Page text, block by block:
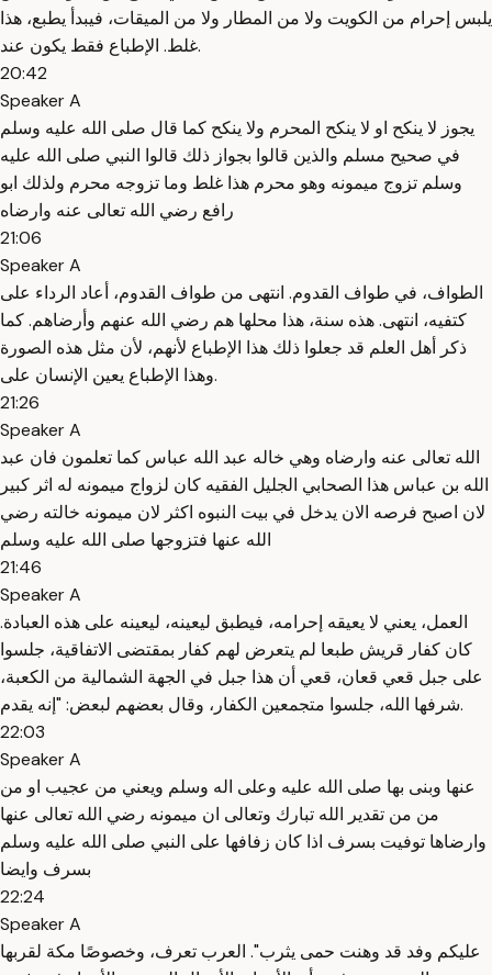
يلبس إحرام من الكويت ولا من المطار ولا من الميقات، فيبدأ يطبع، هذا
غلط. الإطباع فقط يكون عند.
20:42
Speaker A
يجوز لا ينكح او لا ينكح المحرم ولا ينكح كما قال صلى الله عليه وسلم
في صحيح مسلم والذين قالوا بجواز ذلك قالوا النبي صلى الله عليه
وسلم تزوج ميمونه وهو محرم هذا غلط وما تزوجه محرم ولذلك ابو
رافع رضي الله تعالى عنه وارضاه
21:06
Speaker A
الطواف، في طواف القدوم. انتهى من طواف القدوم، أعاد الرداء على
كتفيه، انتهى. هذه سنة، هذا محلها هم رضي الله عنهم وأرضاهم. كما
ذكر أهل العلم قد جعلوا ذلك هذا الإطباع لأنهم، لأن مثل هذه الصورة
وهذا الإطباع يعين الإنسان على.
21:26
Speaker A
الله تعالى عنه وارضاه وهي خاله عبد الله عباس كما تعلمون فان عبد
الله بن عباس هذا الصحابي الجليل الفقيه كان لزواج ميمونه له اثر كبير
لان اصبح فرصه الان يدخل في بيت النبوه اكثر لان ميمونه خالته رضي
الله عنها فتزوجها صلى الله عليه وسلم
21:46
Speaker A
العمل، يعني لا يعيقه إحرامه، فيطبق ليعينه، ليعينه على هذه العبادة.
كان كفار قريش طبعا لم يتعرض لهم كفار بمقتضى الاتفاقية، جلسوا
على جبل قعي قعان، قعي أن هذا جبل في الجهة الشمالية من الكعبة،
شرفها الله، جلسوا متجمعين الكفار، وقال بعضهم لبعض: "إنه يقدم.
22:03
Speaker A
عنها وبنى بها صلى الله عليه وعلى اله وسلم ويعني من عجيب او من
من من تقدير الله تبارك وتعالى ان ميمونه رضي الله تعالى عنها
وارضاها توفيت بسرف اذا كان زفافها على النبي صلى الله عليه وسلم
بسرف وايضا
22:24
Speaker A
عليكم وفد قد وهنت حمى يثرب". العرب تعرف، وخصوصًا مكة لقربها